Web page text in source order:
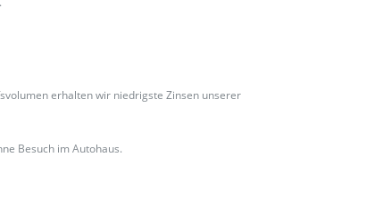
erhalten wir niedrigste Zinsen unserer
Besuch im Autohaus.